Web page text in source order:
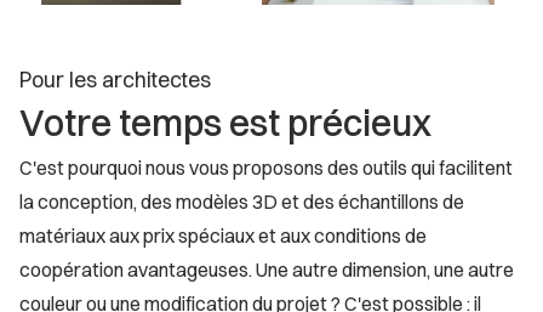
Pour les architectes
Votre temps est précieux
C'est pourquoi nous vous proposons des outils qui facilitent
la conception, des modèles 3D et des échantillons de
matériaux aux prix spéciaux et aux conditions de
coopération avantageuses. Une autre dimension, une autre
couleur ou une modification du projet ? C'est possible : il